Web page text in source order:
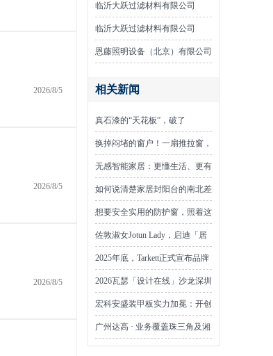
2026/8/5
2026/8/5
2026/8/5
临沂大跃过滤材料有限公司
临沂大跃过滤材料有限公司
恩藤照明设备（北京）有限公司
相关新闻
真石漆的“天花板”，破了
换掉闷堵的窗户！一扇推拉窗，
享受 “会呼吸” 的风景
无感智能家居：更懂生活、更有
温度的理想“伙伴”
如何说清楚家居封阳台的南北差
别？你这样解释就可以了
想要安全实用的防护窗，照着这
样选准没错
佐敦淑女Jotun Lady，启迪「居
所之美」——以北欧美学点亮灵
感，开启美好居住新体验
2025年底，Tarkett正式宣布品牌
名称由 “得嘉” 升级为 “泰吉嘉”
2026瓦瑟「设计在线」沙龙深圳
站圆满收官
宏科安盛装甲板实力加冕：开创
FOSB装甲级环保新时代
广州达高 · 业务覆盖珠三角及湘
鄂赣——工业地坪耐久性 服务